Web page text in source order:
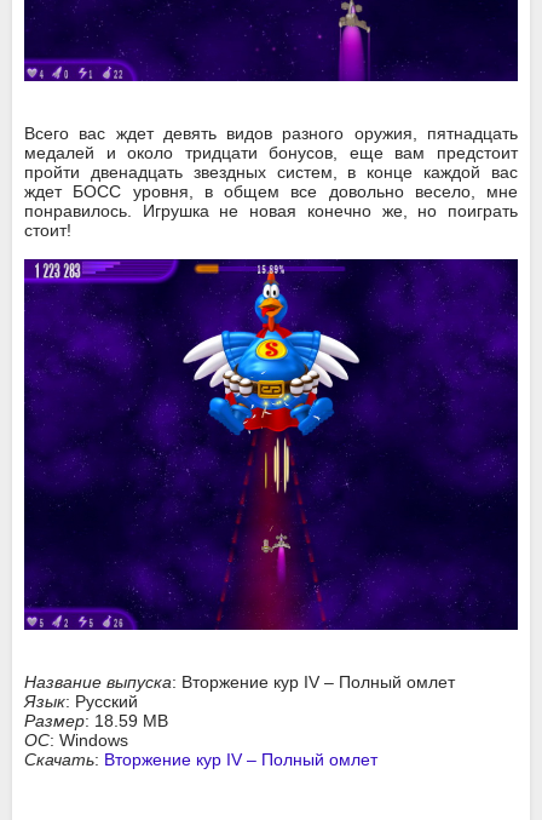
Всего вас ждет девять видов разного оружия, пятнадцать
медалей и около тридцати бонусов, еще вам предстоит
пройти двенадцать звездных систем, в конце каждой вас
ждет БОСС уровня, в общем все довольно весело, мне
понравилось. Игрушка не новая конечно же, но поиграть
стоит!
Название выпуска: Вторжение кур IV – Полный омлет
Язык: Русский
Размер: 18.59 MB
ОС: Windows
Скачать: Вторжение кур IV – Полный омлет